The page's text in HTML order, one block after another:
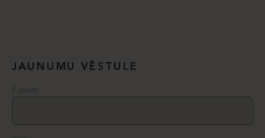
JAUNUMU VĒSTULE
E-pasts